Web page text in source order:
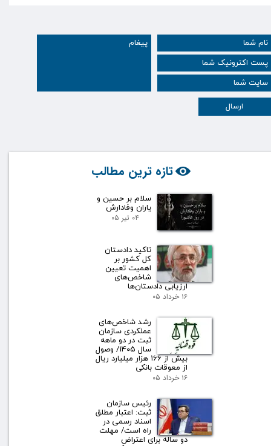
ارسال
تازه ترین مطالب
سلام بر حسین و
یاران وفادارش
۰۴ تیر ۰۵
تاکید دادستان
کل کشور بر
اهمیت تعیین
شاخص‌های
ارزیابی دادستان‌ها
۱۶ خرداد ۰۵
رشد شاخص‌های
عملکردی سازمان
ثبت در دو ماهه
سال ۱۴۰۵/ وصول
بیش از ۱۶۶ هزار میلیارد ریال
از معوقات بانکی
۱۶ خرداد ۰۵
رئیس سازمان
ثبت: اعتبار مطلق
اسناد رسمی در
راه است/ مهلت
دو ساله برای اعتراض